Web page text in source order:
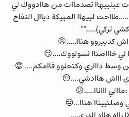
عينييهاا تصدماات من هاادووك لي
لييهاا المييكة دياال التفاح
تركي).....""
كدييروو هناا.....😠
لي خاااصناا نسولووك....😏
وسط داااري وكتحلوو فاامكم.... 😡
اااش هاادشي....😒
اااناا.....😕
وصلتييناا هناا...😑